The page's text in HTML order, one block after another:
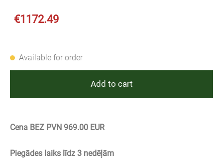
€1172.49
Available for order
Add to cart
Cena BEZ PVN 969.00 EUR
Piegādes laiks līdz 3 nedēļām